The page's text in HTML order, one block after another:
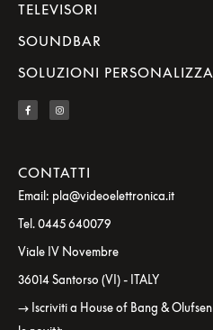
TELEVISORI
SOUNDBAR
SOLUZIONI
CONTATTI
Email: pla@videoelettronica.it
Tel. 0445 640079
Viale IV Novembre
36014 Santorso (VI) - ITALY
→ Iscriviti a House of Bang &